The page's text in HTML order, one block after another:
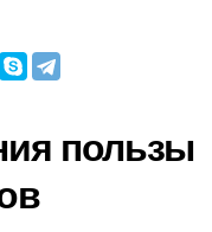
пользы